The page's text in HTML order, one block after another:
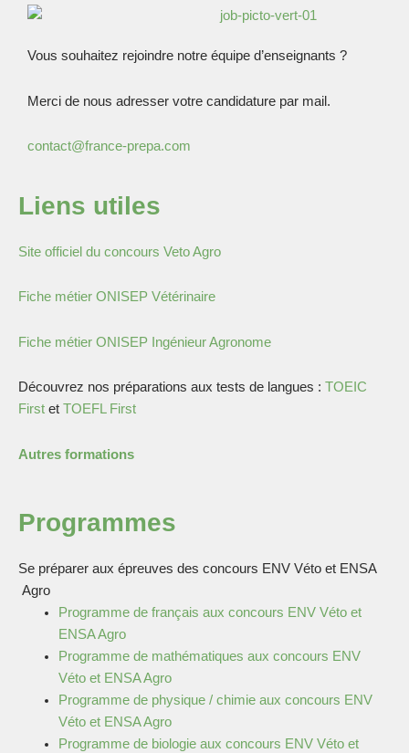
Vous souhaitez rejoindre notre équipe d’enseignants ?
Merci de nous adresser votre candidature par mail.
contact@france-prepa.com
Liens utiles
Site officiel du concours Veto Agro
Fiche métier ONISEP Vétérinaire
Fiche métier ONISEP Ingénieur Agronome
Découvrez nos préparations aux tests de langues : TOEIC
First et TOEFL First
Autres formations
Programmes
Se préparer aux épreuves des concours ENV Véto et ENSA
Agro
Programme de français aux concours ENV Véto et
ENSA Agro
Programme de mathématiques aux concours ENV
Véto et ENSA Agro
Programme de physique / chimie aux concours ENV
Véto et ENSA Agro
Programme de biologie aux concours ENV Véto et